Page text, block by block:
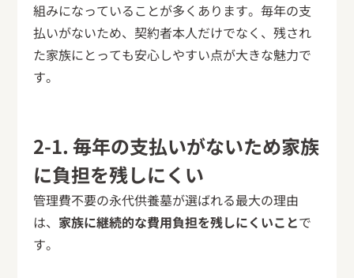
組みになっていることが多くあります。毎年の支
払いがないため、契約者本人だけでなく、残され
た家族にとっても安心しやすい点が大きな魅力で
す。
2-1. 毎年の支払いがないため家族
に負担を残しにくい
管理費不要の永代供養墓が選ばれる最大の理由
は、 家族に継続的な費用負担を残しにくいことで
す。